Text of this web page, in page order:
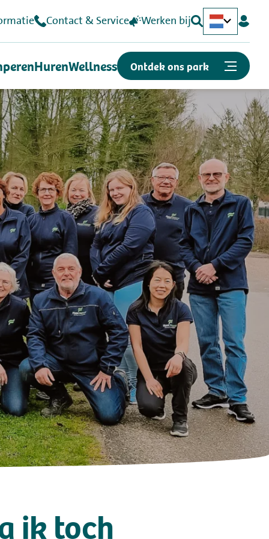
Contact & Service Werken bij
Deutsch
English
HurenWellness Ontdek ons park
Of snel naar...
Plattegrond
Openingstijden
Vacatures
Kunnen we je helpen?
Contact & Veelgestelde vragen
Volg ons op social media
ik toch